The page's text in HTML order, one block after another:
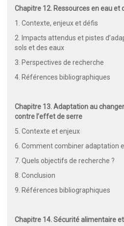
Chapitre 12. Ressources en eau et
1. Contexte, enjeux et défis
2. Impacts attendus et pistes
sols et des eaux
3. Perspectives de recherche
4. Références bibliographiques
Chapitre 13. Adaptation au
contre l’effet de serre
5. Contexte et enjeux
6. Comment combiner adaptation
7. Quels objectifs de recherche ?
8. Conclusion
9. Références bibliographiques
Chapitre 14. Sécurité alimentaire